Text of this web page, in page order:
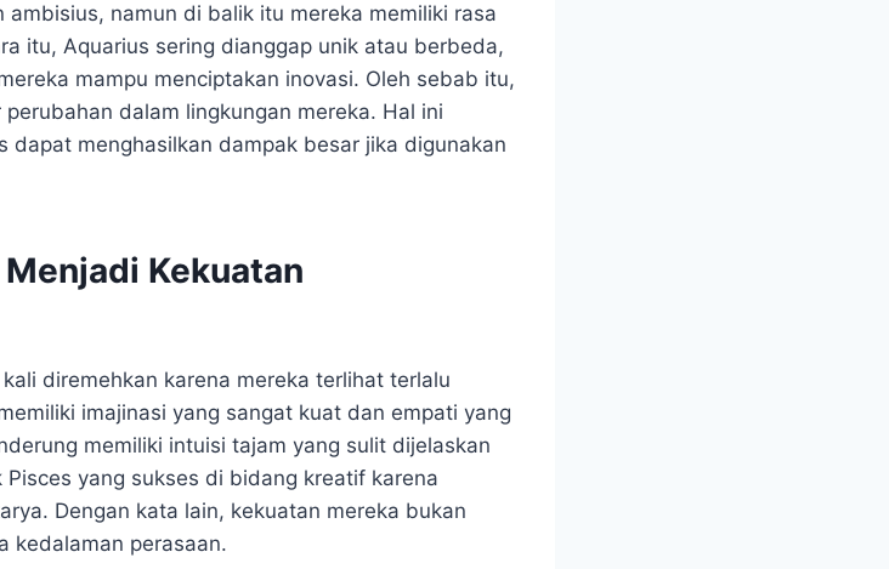
namun di balik itu mereka memiliki rasa
itu, Aquarius sering dianggap unik atau berbeda,
mampu menciptakan inovasi. Oleh sebab itu,
dalam lingkungan mereka. Hal ini
dapat menghasilkan dampak besar jika digunakan
Kekuatan
diremehkan karena mereka terlihat terlalu
imajinasi yang sangat kuat dan empati yang
memiliki intuisi tajam yang sulit dijelaskan
yang sukses di bidang kreatif karena
Dengan kata lain, kekuatan mereka bukan
kedalaman perasaan.